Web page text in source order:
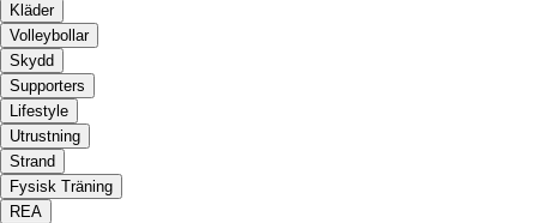
Kläder
Volleybollar
Skydd
Supporters
Lifestyle
Utrustning
Strand
Fysisk Träning
REA